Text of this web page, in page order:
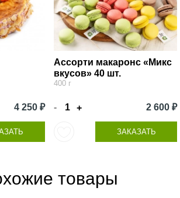
4 250 ₽
Ассорти макаронс «Микс
вкусов» 40 шт.
400 г
- + 2 600 ₽
ЗАКАЗАТЬ
товары